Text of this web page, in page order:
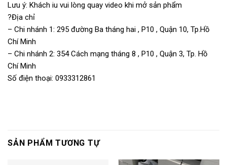
Lưu ý: Khách iu vui lòng quay video khi mở sản phẩm
?Địa chỉ
– Chi nhánh 1: 295 đường Ba tháng hai , P10 , Quận 10, Tp.Hồ
Chí Minh
– Chi nhánh 2: 354 Cách mạng tháng 8 , P10 , Quận 3, Tp. Hồ
Chí Minh
Số điện thoại: 0933312861
SẢN PHẨM TƯƠNG TỰ